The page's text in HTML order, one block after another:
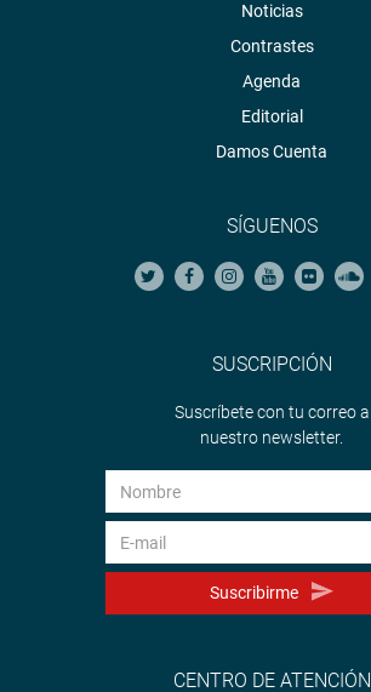
Noticias
Contrastes
Agenda
Editorial
Damos Cuenta
SÍGUENOS
SUSCRIPCIÓN
Suscríbete con tu correo a
nuestro newsletter.
Suscribirme
CENTRO DE ATENCIÓN